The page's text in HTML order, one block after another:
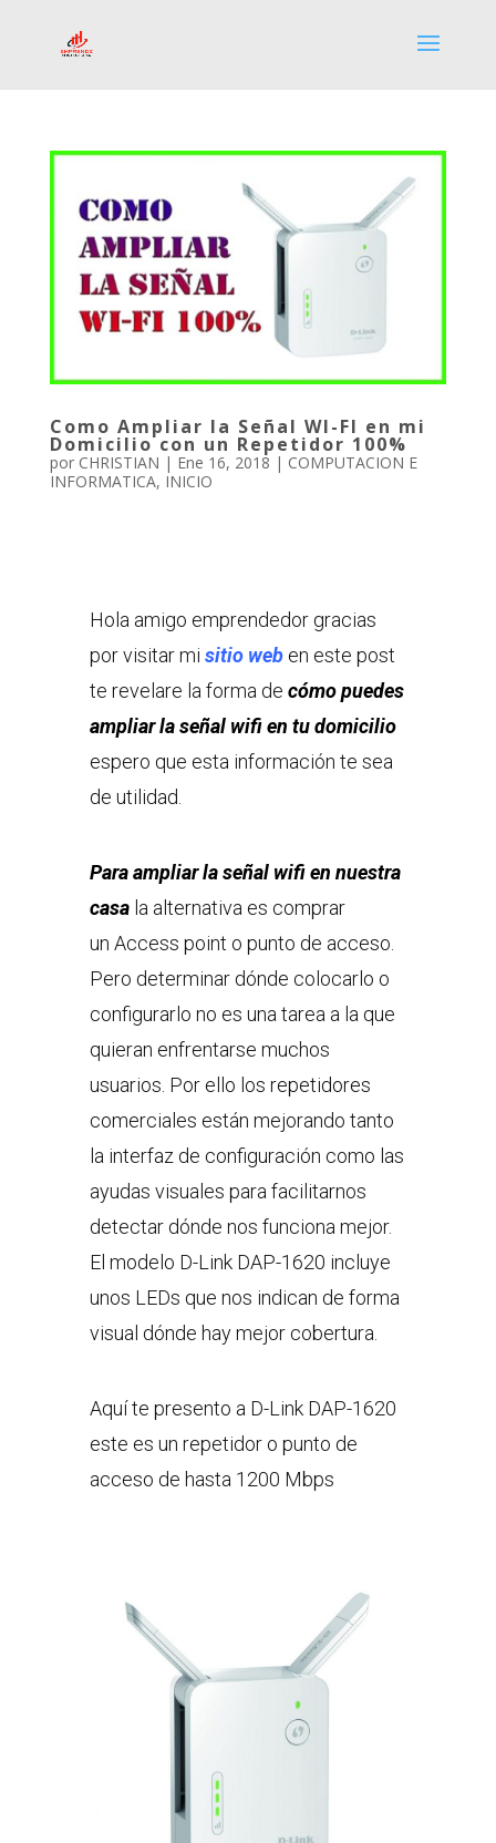
Como Ampliar la Señal WI-FI en mi
Domicilio con un Repetidor 100%
por CHRISTIAN | Ene 16, 2018 | COMPUTACION E
INFORMATICA, INICIO
Hola amigo emprendedor gracias
por visitar mi sitio web en este post
te revelare la forma de cómo puedes
ampliar la señal wifi en tu domicilio
espero que esta información te sea
de utilidad.
Para ampliar la señal wifi en nuestra
casala alternativa es comprar
un Access point o punto de acceso.
Pero determinar dónde colocarlo o
configurarlo no es una tarea a la que
quieran enfrentarse muchos
usuarios. Por ello los repetidores
comerciales están mejorando tanto
la interfaz de configuración como las
ayudas visuales para facilitarnos
detectar dónde nos funciona mejor.
El modelo D-Link DAP-1620 incluye
unos LEDs que nos indican de forma
visual dónde hay mejor cobertura.
Aquí te presento a D-Link DAP-1620
este es un repetidor o punto de
acceso de hasta 1200 Mbps